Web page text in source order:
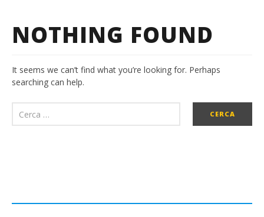
NOTHING FOUND
It seems we can’t find what you’re looking for. Perhaps
searching can help.